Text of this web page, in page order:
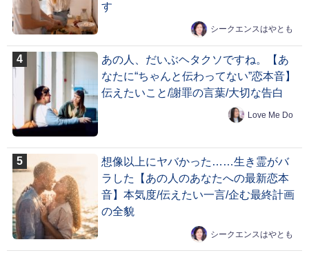
す
シークエンスはやとも
あの人、だいぶヘタクソですね。【あ
なたに“ちゃんと伝わってない”恋本音】
伝えたいこと/謝罪の言葉/大切な告白
Love Me Do
想像以上にヤバかった……生き霊がバ
ラした【あの人のあなたへの最新恋本
音】本気度/伝えたい一言/企む最終計画
の全貌
シークエンスはやとも